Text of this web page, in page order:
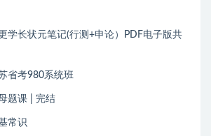
学长状元笔记(行测+申论）PDF电子版共
省考980系统班
题课 | 完结
常识